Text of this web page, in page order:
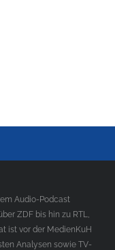
Audio-Podcast
ZDF bis hin zu RTL,
ist vor der MedienKuH
Analysen sowie TV-